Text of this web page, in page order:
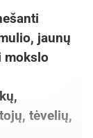
jaunų
mokslo
tėvelių,